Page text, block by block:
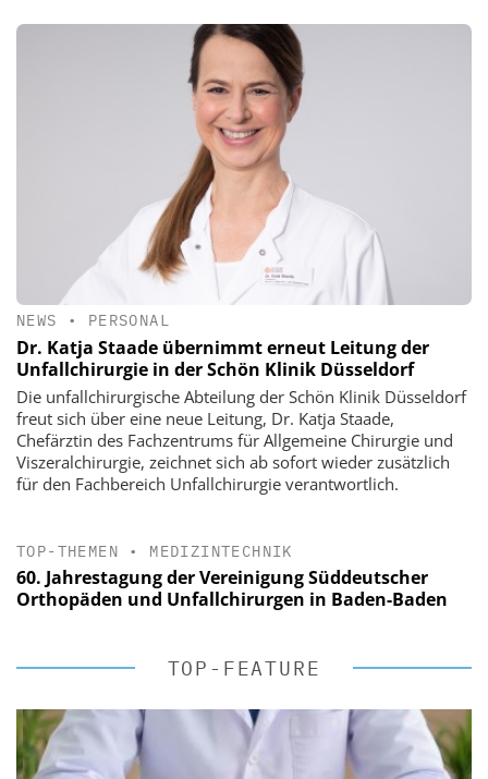
NEWS • PERSONAL
Dr. Katja Staade übernimmt erneut Leitung der
Unfallchirurgie in der Schön Klinik Düsseldorf
Die unfallchirurgische Abteilung der Schön Klinik Düsseldorf
freut sich über eine neue Leitung, Dr. Katja Staade,
Chefärztin des Fachzentrums für Allgemeine Chirurgie und
Viszeralchirurgie, zeichnet sich ab sofort wieder zusätzlich
für den Fachbereich Unfallchirurgie verantwortlich.
TOP-THEMEN • MEDIZINTECHNIK
60. Jahrestagung der Vereinigung Süddeutscher
Orthopäden und Unfallchirurgen in Baden-Baden
TOP-FEATURE